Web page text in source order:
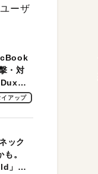
ーザ
・対
ジネ
イアップ
ック
。
」レ